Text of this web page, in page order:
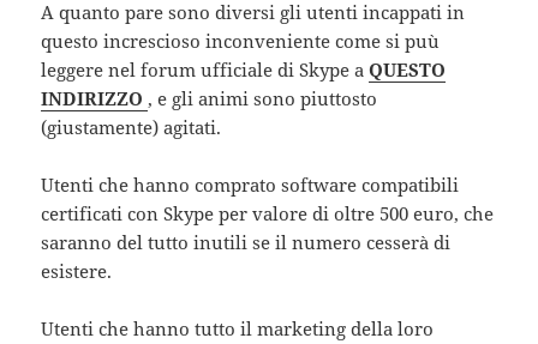
A quanto pare sono diversi gli utenti incappati in
questo increscioso inconveniente come si puù
leggere nel forum ufficiale di Skype aQUESTO
INDIRIZZO , e gli animi sono piuttosto
(giustamente) agitati.
Utenti che hanno comprato software compatibili
certificati con Skype per valore di oltre 500 euro, che
saranno del tutto inutili se il numero cesserà di
esistere.
Utenti che hanno tutto il marketing della loro